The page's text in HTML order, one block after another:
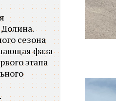
сезона
фаза
этапа